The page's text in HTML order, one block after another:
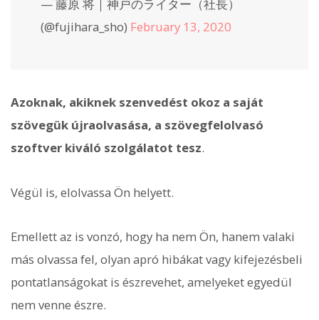
— 藤原 将｜神戸のライター（社長）
(@fujihara_sho) February 13, 2020
Azoknak, akiknek szenvedést okoz a saját
szövegük újraolvasása, a szövegfelolvasó
szoftver kiváló szolgálatot tesz.
Végül is, elolvassa Ön helyett.
Emellett az is vonzó, hogy ha nem Ön, hanem valaki
más olvassa fel, olyan apró hibákat vagy kifejezésbeli
pontatlanságokat is észrevehet, amelyeket egyedül
nem venne észre.